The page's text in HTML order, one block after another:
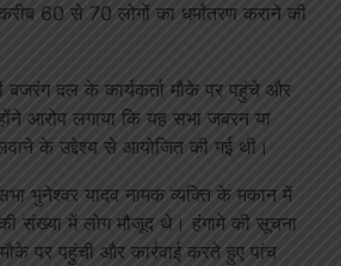
60 से 70 लोगों का धर्मांतरण कराने की
बजरंग दल के कार्यकर्ता मौके पर पहुंचे और
आरोप लगाया कि यह सभा जबरन या
के उद्देश्य से आयोजित की गई थी।
भुनेश्वर यादव नामक व्यक्ति के मकान में
संख्या में लोग मौजूद थे। हंगामे की सूचना
पर पहुंची और कार्रवाई करते हुए पांच